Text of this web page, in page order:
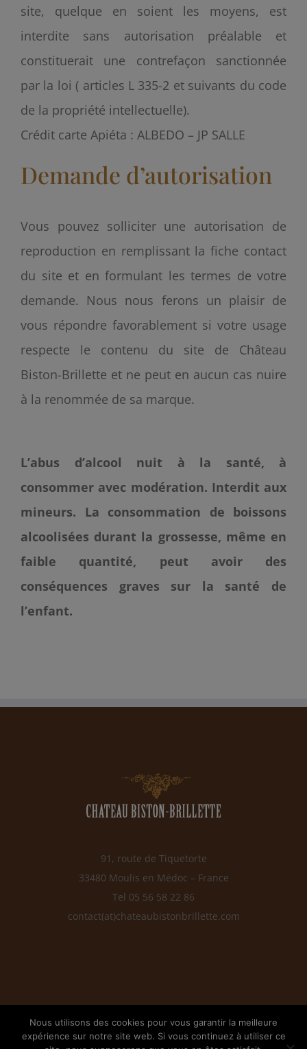
site, quelque en soient les moyens, est
interdite sans autorisation préalable et
constituerait une contrefaçon sanctionnée
par la loi ( articles L 335-2 et suivants du code
de la propriété intellectuelle).
Crédit carte Apiéta : ALBEDO – JP SALLE
Demande d’autorisation
Vous pouvez solliciter une autorisation de
reproduction en remplissant la fiche contact
du site et en formulant les termes de votre
demande. Nous nous ferons un plaisir de
vous répondre favorablement si votre usage
respecte le contenu du site de Château
Biston-Brillette et ne peut en aucun cas nuire
à la renommée de sa marque.
L’abus d’alcool nuit à la santé, à
consommer avec modération. Interdit aux
mineurs. La consommation de boissons
alcoolisées durant la grossesse, même en
faible quantité, peut avoir des
conséquences graves sur la santé de
l’enfant.
91, route de Tiquetorte
33480 Moulis en Médoc – France
Tel 05 56 58 22 86
contact(at)chateaubistonbrillette.com
Copyright 2020-21 Chateau Biston Brillette | All Rights Reserved |
Nous utilisons des cookies pour vous garantir la meilleure
expérience sur notre site web. Si vous continuez à utiliser ce